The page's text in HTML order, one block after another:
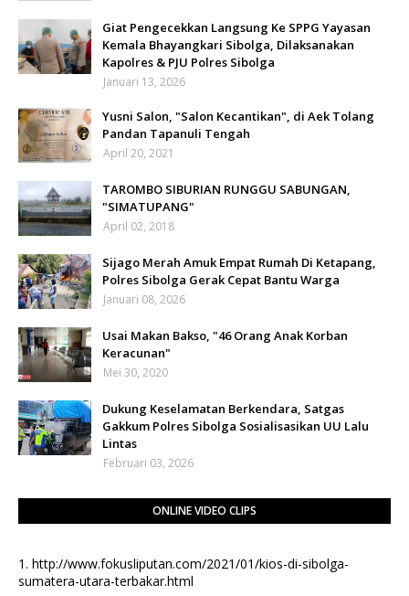
Giat Pengecekkan Langsung Ke SPPG Yayasan
Kemala Bhayangkari Sibolga, Dilaksanakan
Kapolres & PJU Polres Sibolga
Januari 13, 2026
Yusni Salon, "Salon Kecantikan", di Aek Tolang
Pandan Tapanuli Tengah
April 20, 2021
TAROMBO SIBURIAN RUNGGU SABUNGAN,
"SIMATUPANG"
April 02, 2018
Sijago Merah Amuk Empat Rumah Di Ketapang,
Polres Sibolga Gerak Cepat Bantu Warga
Januari 08, 2026
Usai Makan Bakso, "46 Orang Anak Korban
Keracunan"
Mei 30, 2020
Dukung Keselamatan Berkendara, Satgas
Gakkum Polres Sibolga Sosialisasikan UU Lalu
Lintas
Februari 03, 2026
ONLINE VIDEO CLIPS
1. http://www.fokusliputan.com/2021/01/kios-di-sibolga-
sumatera-utara-terbakar.html